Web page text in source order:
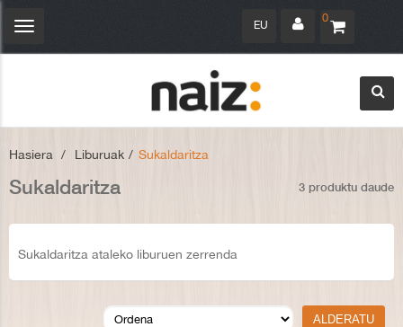
0
EU
Navegación
Hasiera > Liburuak > Sukaldaritza
Sukaldaritza 3 produktu daude
Sukaldaritza ataleko liburuen zerrenda